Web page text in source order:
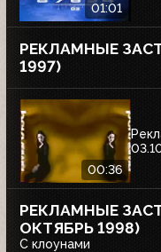
01:01
РЕКЛАМНЫЕ
1997)
00:36
РЕКЛАМНЫЕ
ОКТЯБРЬ 1998)
С клоунами